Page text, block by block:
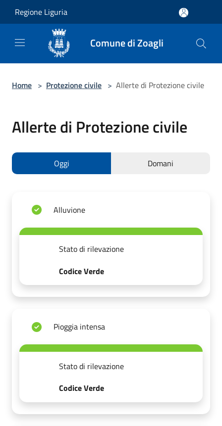
Regione Liguria
Comune di Zoagli
Home > Protezione civile > Allerte di Protezione civile
Allerte di Protezione civile
Oggi Domani
Alluvione
Stato di rilevazione
Codice Verde
Pioggia intensa
Stato di rilevazione
Codice Verde